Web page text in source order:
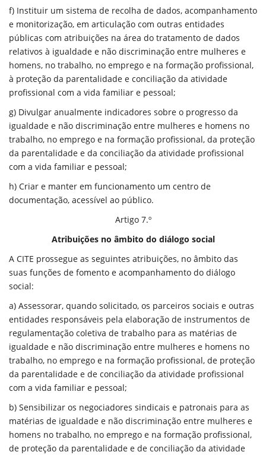
f) Instituir um sistema de recolha de dados, acompanhamento
e monitorização, em articulação com outras entidades
públicas com atribuições na área do tratamento de dados
relativos à igualdade e não discriminação entre mulheres e
homens, no trabalho, no emprego e na formação profissional,
à proteção da parentalidade e conciliação da atividade
profissional com a vida familiar e pessoal;
g) Divulgar anualmente indicadores sobre o progresso da
igualdade e não discriminação entre mulheres e homens no
trabalho, no emprego e na formação profissional, da proteção
da parentalidade e da conciliação da atividade profissional
com a vida familiar e pessoal;
h) Criar e manter em funcionamento um centro de
documentação, acessível ao público.
Artigo 7.º
Atribuições no âmbito do diálogo social
A CITE prossegue as seguintes atribuições, no âmbito das
suas funções de fomento e acompanhamento do diálogo
social:
a) Assessorar, quando solicitado, os parceiros sociais e outras
entidades responsáveis pela elaboração de instrumentos de
regulamentação coletiva de trabalho para as matérias de
igualdade e não discriminação entre mulheres e homens no
trabalho, no emprego e na formação profissional, de proteção
da parentalidade e de conciliação da atividade profissional
com a vida familiar e pessoal;
b) Sensibilizar os negociadores sindicais e patronais para as
matérias de igualdade e não discriminação entre mulheres e
homens no trabalho, no emprego e na formação profissional,
de proteção da parentalidade e de conciliação da atividade